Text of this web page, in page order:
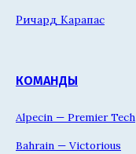
Ричард Карапас
КОМАНДЫ
Alpecin — Premier Tech
Bahrain — Victorious